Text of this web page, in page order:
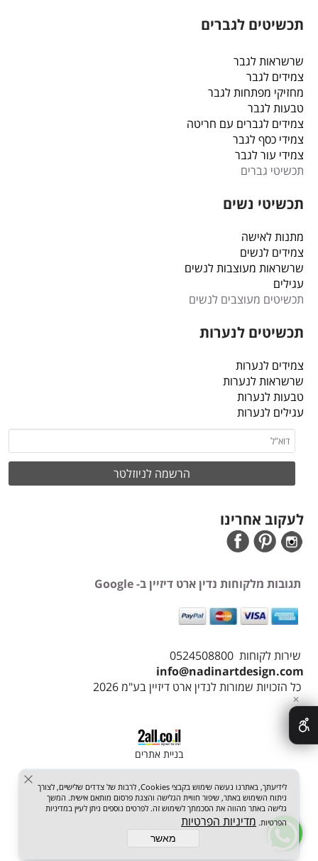
תכשיטים לגברים
שרשראות לגבר
צמידים לגבר
מחזיקי מפתחות לגבר
טבעות לגבר
צמידים לגברים עם חריטה
צמידי כסף לגבר
צמידי עור לגבר
תכשיטי גברים
תכשיטי נשים
מתנות לאישה
צמידים לנשים
שרשראות מעוצבות לנשים
עגילים
תכשיטים מעוצבים לנשים
תכשיטים לנערות
צמידים לנערות
שרשראות לנערות
טבעות לנערות
עגילים לנערות
לעקוב אחרינו
תגובות מלקוחות נדין ארט דיזיין ב- Google
שירות לקוחות 0524508800
info@nadinartdesign.com
כל הזכויות שמורות לנדין ארט דיזיין בע"מ 2026
בניית אתרים
✕
לידיעתך, באתרנו נעשה שימוש בקבצי Cookies, לרבות של צדדים שלישיים, לצורך
ניתוח השימוש באתר, שיפור חוויית הגלישה והצגת פרסום מותאם אישית. המשך
גלישה באתר מהווה את הסכמתך לשימוש זה. לפרטים נוספים ניתן לעיין במדיניות
הפרטיות. מדיניות הפרטיות
מאשר